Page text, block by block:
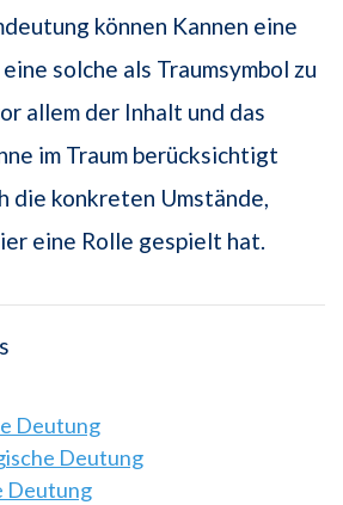
können Kannen eine
solche als Traumsymbol zu
allem der Inhalt und das
im Traum berücksichtigt
die konkreten Umstände,
eine Rolle gespielt hat.
Deutung
Deutung
Deutung